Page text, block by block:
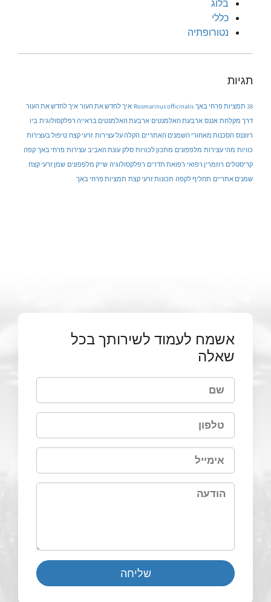
בלוג
כללי
נטורופתיה
תגיות
38 תמציות פרחי באך Rosmarinus officinalis איך לחדש את העור איך לחדש את העור
דרך מקלחת אננס ארבעת האלמנטים ארבעת האלמנטים בראייה רפלקסולוגית ביו
רזוננס הסכנות מאחורי השמנים האתריים הקלה על עצירות זרעי קצח טיפול בעצירות
כוויות מהי עצירות מלפפונים מתכון לכוויות סלק עונת האביב עצירות פרחי באך קפה
קריסטלים רוזמרין רפואי רפואת תדרים רפלקסולוגיה שייק מלפפונים שמן זרעי קצח
שמנים אתריים תחליף לקפה תכונות זרעי קצת תמציות פרחי באך
אשמח לעמוד לשירותך בכל
שאלה
שליחה